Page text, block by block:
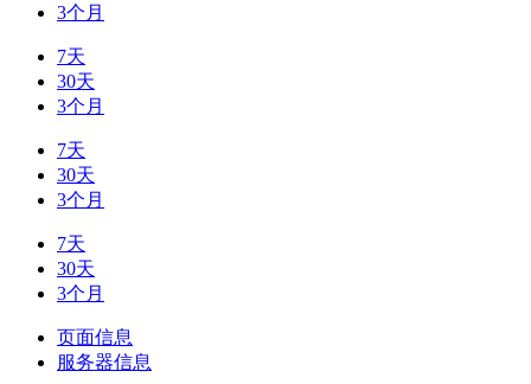
3个月
7天
30天
3个月
7天
30天
3个月
7天
30天
3个月
页面信息
服务器信息